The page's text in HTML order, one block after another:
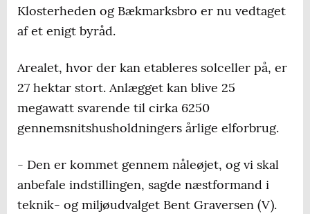
Klosterheden og Bækmarksbro er nu vedtaget
af et enigt byråd.
Arealet, hvor der kan etableres solceller på, er
27 hektar stort. Anlægget kan blive 25
megawatt svarende til cirka 6250
gennemsnitshusholdningers årlige elforbrug.
- Den er kommet gennem nåleøjet, og vi skal
anbefale indstillingen, sagde næstformand i
teknik- og miljøudvalget Bent Graversen (V).